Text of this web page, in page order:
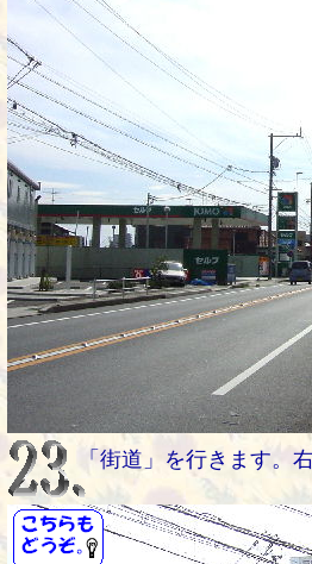
「街道」を行きます。